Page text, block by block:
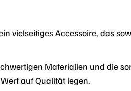
vielseitiges Accessoire, das
Materialien und die
auf Qualität legen.